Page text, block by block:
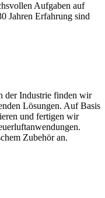
Aufgaben auf
Jahren Erfahrung sind
der Industrie finden wir
Lösungen. Auf Basis
und fertigen wir
Zubehör an.